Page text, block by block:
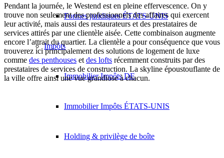
Formes juridiques ÉTATS-UNIS
Impôts
Immobilier Impôts DE
Immobilier Impôts ÉTATS-UNIS
Holding & privilège de boîte
Pendant la journée, le Westend est en pleine effervescence. On y
trouve non seulement des professionnels des affaires qui exercent
leur activité, mais aussi des restaurateurs et des prestataires de
services attirés par une clientèle aisée. Cette combinaison augmente
encore l’attrait du quartier. La clientèle a pour conséquence que vous
trouverez ici principalement des solutions de logement de luxe
comme des penthouses et des lofts récemment construits par des
prestataires de services de construction. La skyline époustouflante de
la ville offre ainsi une vue grandiose à chacun.